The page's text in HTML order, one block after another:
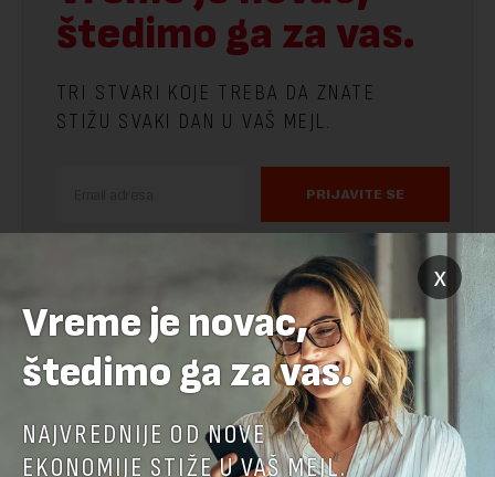
štedimo ga za vas.
TRI STVARI KOJE TREBA DA ZNATE
STIŽU SVAKI DAN U VAŠ MEJL.
PRIJAVITE SE
x
Vreme je novac,
štedimo ga za vas.
NAJVREDNIJE OD NOVE
EKONOMIJE STIŽE U VAŠ MEJL.